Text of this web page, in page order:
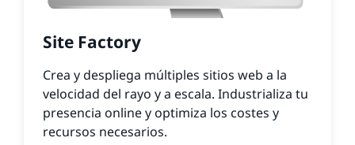
Site Factory
Crea y despliega múltiples sitios web a la
velocidad del rayo y a escala. Industrializa tu
presencia online y optimiza los costes y
recursos necesarios.